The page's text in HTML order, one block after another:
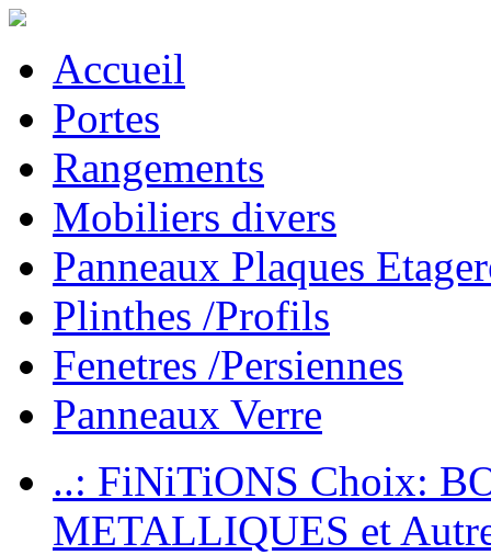
Accueil
Portes
Rangements
Mobiliers divers
Panneaux Plaques
Plinthes /Profils
Fenetres /Persiennes
Panneaux Verre
..: FiNiTiONS Choix:
METALLIQUES et